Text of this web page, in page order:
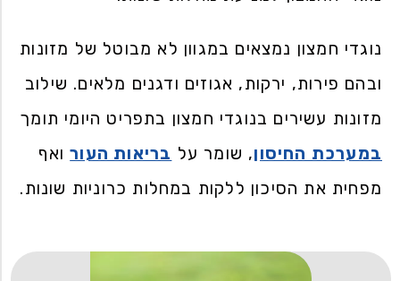
נוגדי חמצון נמצאים במגוון לא מבוטל של מזונות
ובהם פירות, ירקות, אגוזים ודגנים מלאים. שילוב
מזונות עשירים בנוגדי חמצון בתפריט היומי תומך
במערכת החיסון, שומר על בריאות העורואף
מפחית את הסיכון ללקות במחלות כרוניות שונות.